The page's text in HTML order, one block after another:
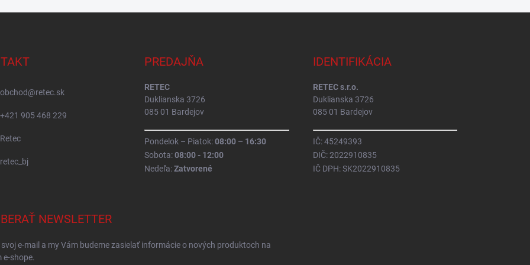
obchod@retec.sk
+421 905 468 229
Retec
retec_bj
PREDAJŇA
RETEC
Duklianska 3726
085 01 Bardejov
Pondelok – Piatok:08:00 – 16:30
Sobota:08:00 - 12:00
Nedeľa:Zatvorené
IDENTIFIKÁCIA
RETEC s.r.o.
Duklianska 3726
085 01 Bardejov
IČ: 45249393
DIČ: 2022910835
IČ DPH: SK2022910835
NEWSLETTER
e-mail a my Vám budeme zasielať informácie o nových produktoch na
e-shope.